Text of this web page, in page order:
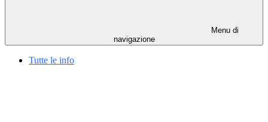
Menu di
navigazione
Tutte le info